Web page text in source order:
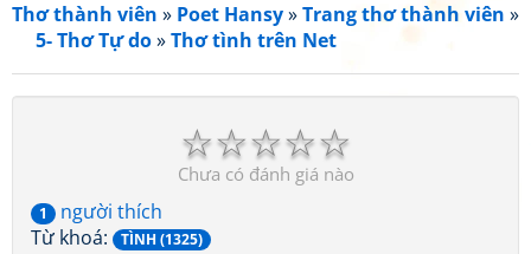
Thơ thành viên » Poet Hansy»Trang thơ thành viên »
5- Thơ Tự do»Thơ tình trên Net
☆
☆
☆
☆
☆
Chưa có đánh giá nào
1
người thích
Từ khoá:
TÌNH (1325)